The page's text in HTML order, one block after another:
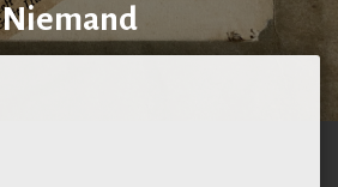
Niemand